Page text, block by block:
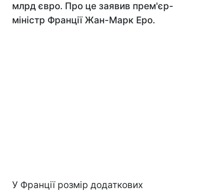
млрд євро. Про це заявив прем'єр-
міністр Франції Жан-Марк Еро.
У Франції розмір додаткових